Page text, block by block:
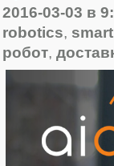
2016-03-03 в
robotics,
робот,